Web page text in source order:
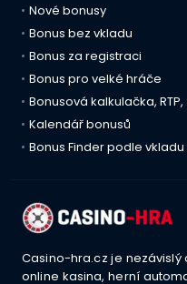
Nové bonusy
Bonus bez vkladu
Bonus za registraci
Bonus pro velké hráče
Bonusová kalkulačka, RTP,
Kalendář bonusů
Bonus Finder podle vkladu
Casino-hra.cz je
online kasina, herní